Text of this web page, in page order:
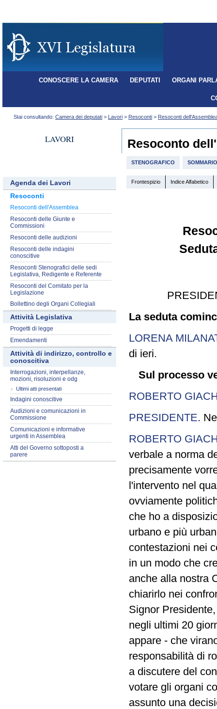
CONOSCERE LA CAMERA DEPUTATI ORGANI
Stai consultando: Camera dei deputati > Lavori > Resoconti > Resoconti
LAVORI
Agenda dei Lavori
Resoconti
Resoconti dell'Assemblea
Resoconti delle Giunte e
Commissioni
Resoconti delle audizioni
Resoconti delle indagini
conoscitive
Resoconti Stenografici delle sedi
Legislativa, Redigente e Referente
Resoconti del Comitato per la
Legislazione
Bollettino degli Organi Collegiali
Attività Legislativa
Progetti di legge
Emendamenti
Attività di indirizzo, controllo e
conoscitiva
Interrogazioni, interpellanze,
mozioni, risoluzioni e odg
Ultimi atti presentati
Indagini conoscitive
Audizioni e comunicazioni in
Commissione
Comunicazioni e informative
urgenti in Assemblea
Atti del Governo sottoposti a
parere
Resoconto
STENOGRAFICO SOMMARIO
Frontespizio Indice Alfabetico
La seduta
LORENA
di ieri.
Sul processo
ROBERTO
PRESIDENTE.
ROBERTO
verbale a norma
precisamente
l'intervento nel
ovviamente
che ho a
urbano e più
contestazioni nei
in un modo che
anche alla nostra
chiarirlo nei
Signor
negli ultimi 20
appare - che
responsabilità di
a discutere del
votare gli organi
assunto una